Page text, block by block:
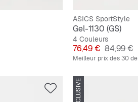
ASICS SportStyle
Gel-1130 (GS)
4 Couleurs
Prix
76,49 € Prix
84,99 €
Meilleur prix des 30